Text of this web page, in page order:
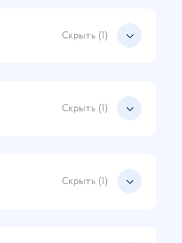
Добавить в корзину
Скрыть (1)
Добавить в корзину
Скрыть (1)
Добавить в корзину
Скрыть (1)